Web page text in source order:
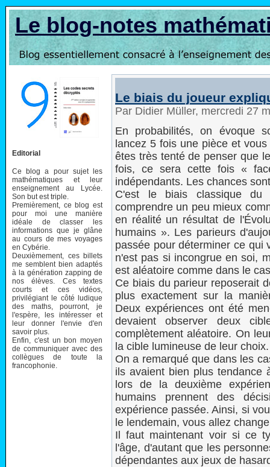
Le blog-notes
Editorial
Ce blog a pour sujet les
mathématiques et leur
enseignement au Lycée.
Son but est triple.
Premièrement, ce blog est
pour moi une manière
idéale de classer les
informations que je glâne
au cours de mes voyages
en Cybérie.
Deuxièmement, ces billets
me semblent bien adaptés
à la génération zapping de
nos élèves. Ces textes
courts et ces vidéos,
privilégiant le côté ludique
des maths, pourront, je
l'espère, les intéresser et
leur donner l'envie d'en
savoir plus.
Enfin, c'est un bon moyen
de communiquer avec des
collègues de toute la
francophonie.
Le biais du joueur
Par Didier Müller, mercredi 27
En probabilités, on évoque
lancez 5 fois une pièce et
êtes très tenté de penser que
fois, ce sera cette fois «
indépendants. Les chances
C'est le biais classique du
comprendre un peu mieux
en réalité un résultat de
humains ». Les parieurs
passée pour déterminer ce qui
n'est pas si incongrue en soi,
est aléatoire comme dans le
Ce biais du parieur reposerait
plus exactement sur la
Deux expériences ont été
devaient observer deux
complètement aléatoire. On
la cible lumineuse de leur choix.
On a remarqué que dans les
ils avaient bien plus
lors de la deuxième
humains prennent des
expérience passée. Ainsi, si
le lendemain, vous allez
Il faut maintenant voir si ce
l'âge, d'autant que les
dépendantes aux jeux de